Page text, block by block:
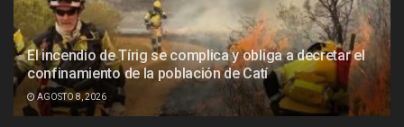
El incendio de Tírig se complica y obliga a decretar el
confinamiento de la población de Catí
AGOSTO 8, 2026